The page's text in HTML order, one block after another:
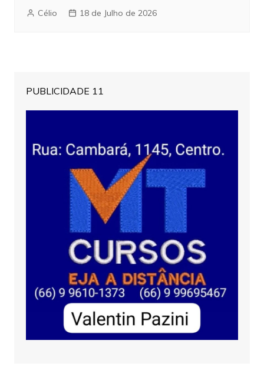
Célio 18 de Julho de 2026
PUBLICIDADE 11